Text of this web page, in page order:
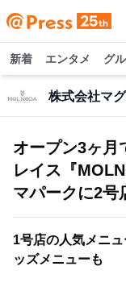
新着 エンタメ グ
株式会社マ
オープン3ヶ月
レイス『
マパークに2号
1号店の人気メニ
ッズメニューも